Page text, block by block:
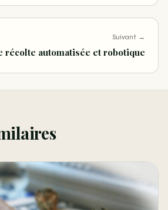
Suivant →
récolte automatisée et robotique